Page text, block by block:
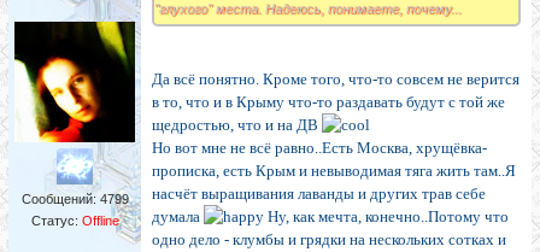
Сообщений: 4799
Статус: Offline
"глухого" места. Надеюсь, понимаете, почему...
Да всё понятно. Кроме того, что-то совсем не верится
в то, что и в Крыму что-то раздавать будут с той же
щедростью, что и на ДВ
Но вот мне не всё равно..Есть Москва, хрущёвка-
прописка, есть Крым и невыводимая тяга жить там..Я
насчёт выращивания лаванды и других трав себе
думала
Ну, как мечта, конечно..Потому что
одно дело - клумбы и грядки на нескольких сотках и